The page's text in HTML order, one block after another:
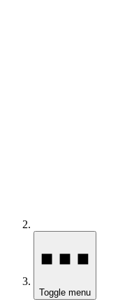
Toggle menu